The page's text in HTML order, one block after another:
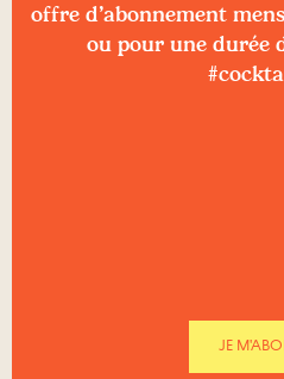
offre d’abonnement
ou pour une durée
JE